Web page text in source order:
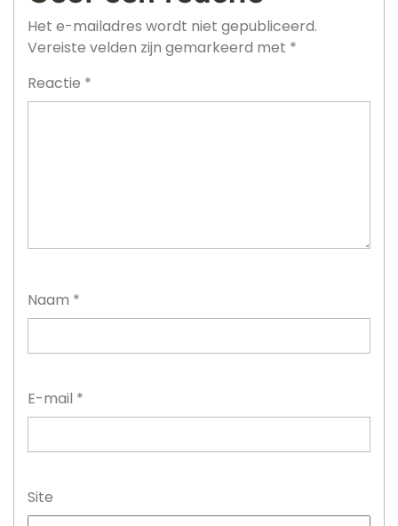
Het e-mailadres wordt niet gepubliceerd.
Vereiste velden zijn gemarkeerd met *
Reactie *
Naam *
E-mail *
Site